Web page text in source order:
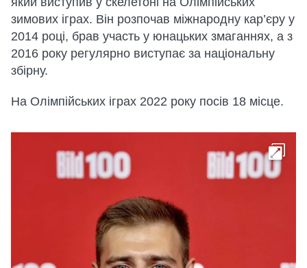
зимових іграх. Він розпочав міжнародну кар’єру у
2014 році, брав участь у юнацьких змаганнях, а з
2016 року регулярно виступає за національну
збірну.
На Олімпійських іграх 2022 року посів 18 місце.